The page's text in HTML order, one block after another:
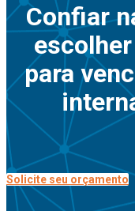
Confiar
para
Solicite seu orçamento